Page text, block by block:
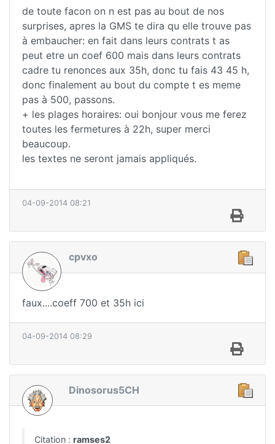
de toute facon on n est pas au bout de nos
surprises, apres la GMS te dira qu elle trouve pas
à embaucher: en fait dans leurs contrats t as
peut etre un coef 600 mais dans leurs contrats
cadre tu renonces aux 35h, donc tu fais 43 45 h,
donc finalement au bout du compte t es meme
pas à 500, passons.
+ les plages horaires: oui bonjour vous me ferez
toutes les fermetures à 22h, super merci
beaucoup.
les textes ne seront jamais appliqués.
04-09-2014 08:21
cpvxo
faux....coeff 700 et 35h ici
04-09-2014 08:29
Dinosorus5CH
Citation : ramses2